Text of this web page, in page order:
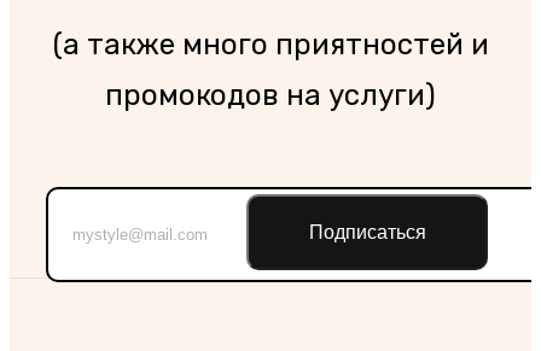
(а также много приятностей и
промокодов на услуги)
Подписаться